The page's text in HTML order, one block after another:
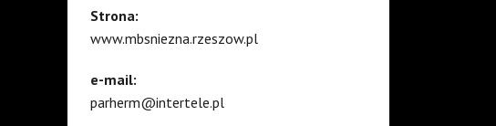
Strona:
www.mbsniezna.rzeszow.pl
e-mail:
parherm@intertele.pl